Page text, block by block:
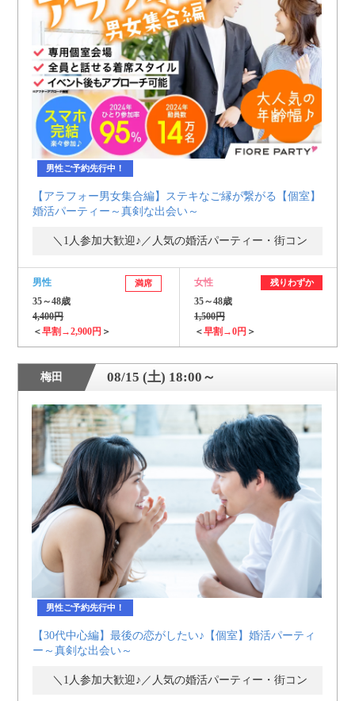
個人情報保護のため
プライバシーマークを
取得しております
男性ご予約先行中！
【アラフォー男女集合編】ステキなご縁が繋がる【個室】
婚活パーティー～真剣な出会い～
＼1人参加大歓迎♪／人気の婚活パーティー・街コン
男性 満席
35～48歳
4,400円
＜早割→2,900円 ＞
女性 残りわずか
35～48歳
1,500円
＜早割→0円 ＞
梅田 08/15 (土) 18:00～
男性ご予約先行中！
【30代中心編】最後の恋がしたい♪【個室】婚活パーティ
ー～真剣な出会い～
＼1人参加大歓迎♪／人気の婚活パーティー・街コン